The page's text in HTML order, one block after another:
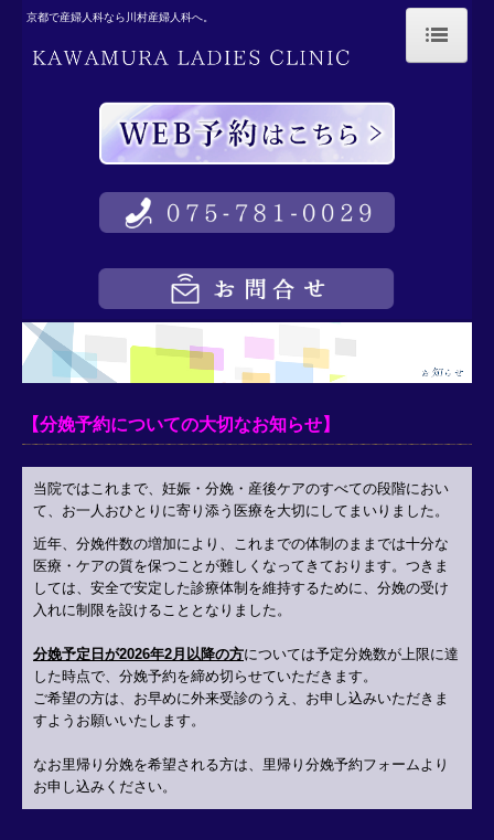
医院概要
医院ガイド
入院のご案内
ニューボーンフォト
産前産後のケア
産後ケア入院
京都で産婦人科なら川村産婦人科へ。
【分娩予約についての大切なお知らせ】
当院ではこれまで、妊娠・分娩・産後ケアのすべての段階におい
て、お一人おひとりに寄り添う医療を大切にしてまいりました。
近年、分娩件数の増加により、これまでの体制のままでは十分な
医療・ケアの質を保つことが難しくなってきております。つきま
しては、安全で安定した診療体制を維持するために、分娩の受け
入れに制限を設けることとなりました。
分娩予定日が2026年2月以降の方については予定分娩数が上限に達
した時点で、分娩予約を締め切らせていただきます。
ご希望の方は、お早めに外来受診のうえ、お申し込みいただきま
すようお願いいたします。
なお里帰り分娩を希望される方は、里帰り分娩予約フォームより
お申し込みください。